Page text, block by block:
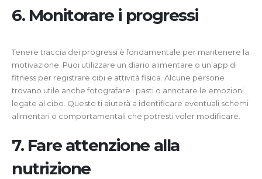
6. Monitorare i progressi
Tenere traccia dei progressi è fondamentale per mantenere la
motivazione. Puoi utilizzare un diario alimentare o un’app di
fitness per registrare cibi e attività fisica. Alcune persone
trovano utile anche fotografare i pasti o annotare le emozioni
legate al cibo. Questo ti aiuterà a identificare eventuali schemi
alimentari o comportamentali che potresti voler modificare.
7. Fare attenzione alla
nutrizione